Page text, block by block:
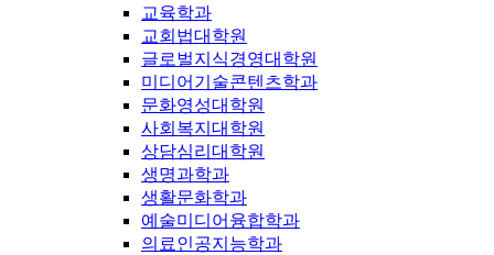
교육학과
교회법대학원
글로벌지식경영대학원
미디어기술콘텐츠학과
문화영성대학원
사회복지대학원
상담심리대학원
생명과학과
생활문화학과
예술미디어융합학과
의료인공지능학과